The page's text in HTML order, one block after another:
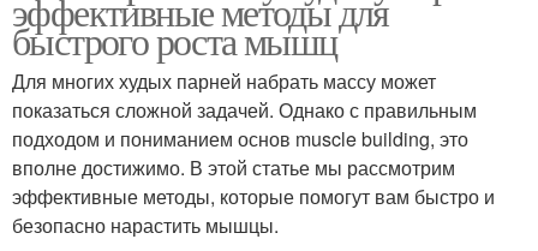
эффективные методы для
быстрого роста мышц
Для многих худых парней набрать массу может
показаться сложной задачей. Однако с правильным
подходом и пониманием основ muscle building, это
вполне достижимо. В этой статье мы рассмотрим
эффективные методы, которые помогут вам быстро и
безопасно нарастить мышцы.